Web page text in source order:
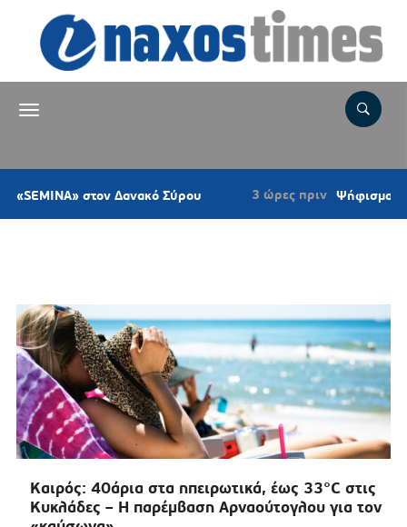
στον Δανακό Σύρου 3 ώρες πριν Ψήφισμα του
Καιρός: 40άρια στα ηπειρωτικά, έως 33°C στις
Κυκλάδες – Η παρέμβαση Αρναούτογλου για τον